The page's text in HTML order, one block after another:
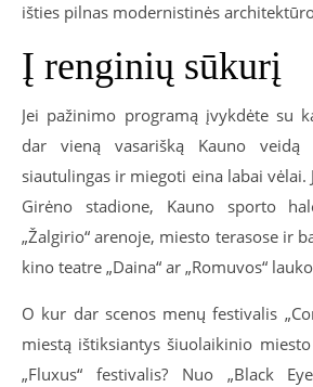
išties pilnas modernistinės
Į renginių sūkurį
Jei pažinimo programą įvykdėte su
dar vieną vasarišką Kauno veidą
siautulingas ir miegoti eina labai vėlai.
Girėno stadione, Kauno sporto
„Žalgirio“ arenoje, miesto terasose ir
kino teatre „Daina“ ar „Romuvos“
O kur dar scenos menų festivalis
miestą ištiksiantys šiuolaikinio
„Fluxus“ festivalis? Nuo „Black